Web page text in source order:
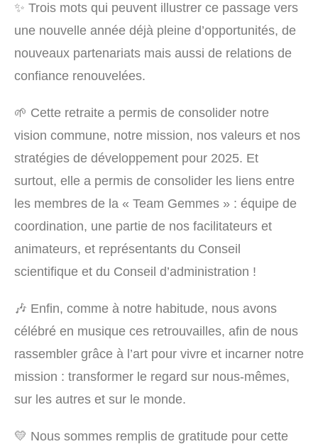
✨ Trois mots qui peuvent illustrer ce passage vers
une nouvelle année déjà pleine d’opportunités, de
nouveaux partenariats mais aussi de relations de
confiance renouvelées.
🌱 Cette retraite a permis de consolider notre
vision commune, notre mission, nos valeurs et nos
stratégies de développement pour 2025. Et
surtout, elle a permis de consolider les liens entre
les membres de la « Team Gemmes » : équipe de
coordination, une partie de nos facilitateurs et
animateurs, et représentants du Conseil
scientifique et du Conseil d’administration !
🎶 Enfin, comme à notre habitude, nous avons
célébré en musique ces retrouvailles, afin de nous
rassembler grâce à l’art pour vivre et incarner notre
mission : transformer le regard sur nous-mêmes,
sur les autres et sur le monde.
💛 Nous sommes remplis de gratitude pour cette